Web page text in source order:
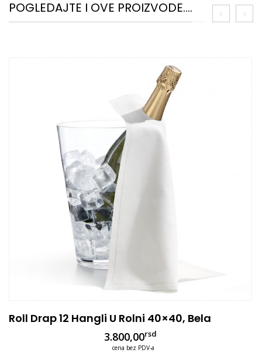
POGLEDAJTE I OVE PROIZVODE....
Roll Drap 12 Hangli U Rolni 40×40, Bela
3.800,00rsd
cena bez PDV-a